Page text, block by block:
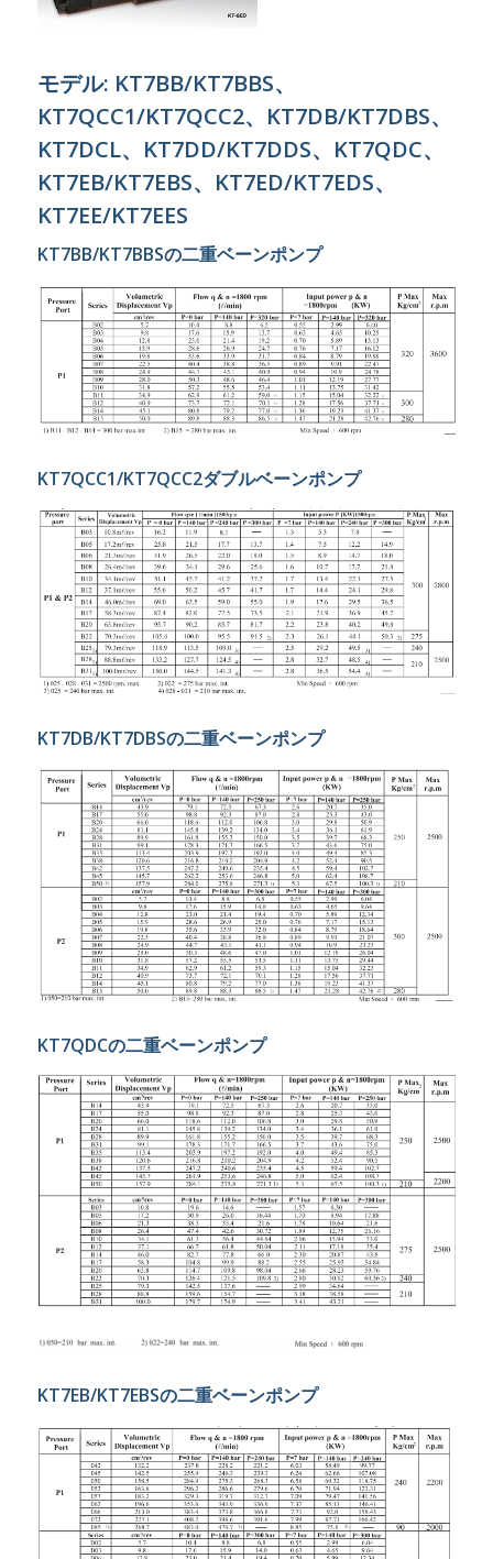
モデル: KT7BB/KT7BBS、
KT7QCC1/KT7QCC2、KT7DB/KT7DBS、
KT7DCL、KT7DD/KT7DDS、KT7QDC、
KT7EB/KT7EBS、KT7ED/KT7EDS、
KT7EE/KT7EES
KT7BB/KT7BBSの二重ベーンポンプ
KT7QCC1/KT7QCC2ダブルベーンポンプ
KT7DB/KT7DBSの二重ベーンポンプ
KT7QDCの二重ベーンポンプ
KT7EB/KT7EBSの二重ベーンポンプ